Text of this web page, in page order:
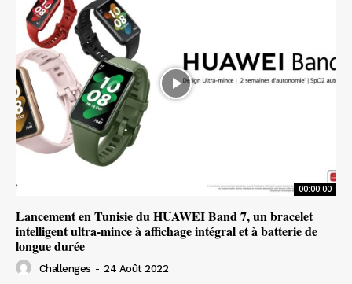
00:00:00
Lancement en Tunisie du HUAWEI Band 7, un bracelet
intelligent ultra-mince à affichage intégral et à batterie de
longue durée
Challenges - 24 Août 2022